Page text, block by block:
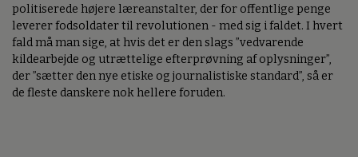
politiserede højere læreanstalter, der for offentlige penge
leverer fodsoldater til revolutionen - med sig i faldet. I hvert
fald må man sige, at hvis det er den slags ”vedvarende
kildearbejde og utrættelige efterprøvning af oplysninger”,
der ”sætter den nye etiske og journalistiske standard”, så er
de fleste danskere nok hellere foruden.